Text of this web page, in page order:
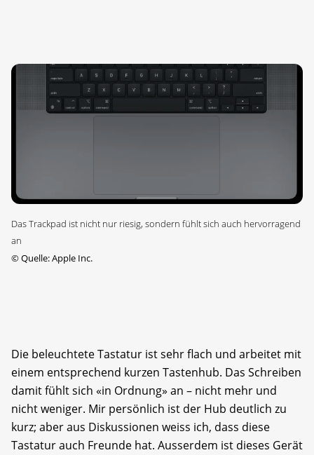
Das Trackpad ist nicht nur riesig, sondern fühlt sich auch hervorragend
an
©Quelle: Apple Inc.
Die beleuchtete Tastatur ist sehr flach und arbeitet mit
einem entsprechend kurzen Tastenhub. Das Schreiben
damit fühlt sich «in Ordnung» an – nicht mehr und
nicht weniger. Mir persönlich ist der Hub deutlich zu
kurz; aber aus Diskussionen weiss ich, dass diese
Tastatur auch Freunde hat. Ausserdem ist dieses Gerät